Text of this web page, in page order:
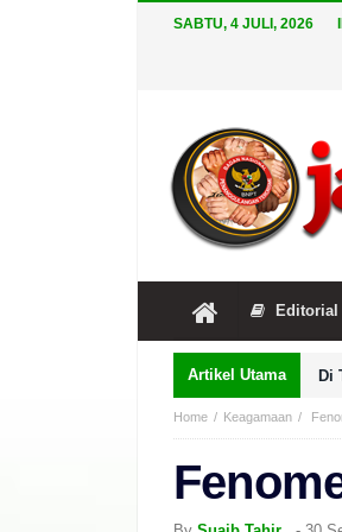
SABTU, 4 JULI, 2026
Editorial
Artikel Utama Di
Home Keagamaan